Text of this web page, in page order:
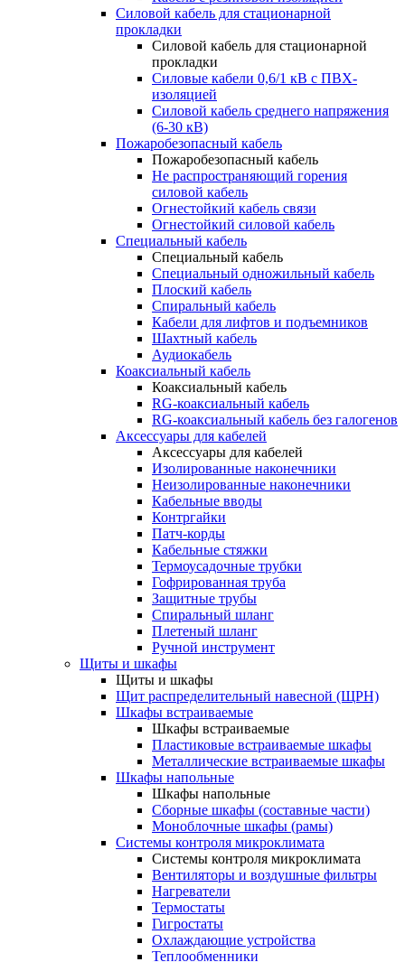
Силовой кабель для стационарной
прокладки
Силовой кабель для стационарной
прокладки
Силовые кабели 0,6/1 кВ с ПВХ-
изоляцией
Силовой кабель среднего напряжения
(6-30 кВ)
Пожаробезопасный кабель
Пожаробезопасный кабель
Не распространяющий горения
силовой кабель
Огнестойкий кабель связи
Огнестойкий силовой кабель
Специальный кабель
Специальный кабель
Специальный одножильный кабель
Плоский кабель
Спиральный кабель
Кабели для лифтов и подъемников
Шахтный кабель
Аудиокабель
Коаксиальный кабель
Коаксиальный кабель
RG-коаксиальный кабель
RG-коаксиальный кабель без галогенов
Аксессуары для кабелей
Аксессуары для кабелей
Изолированные наконечники
Неизолированные наконечники
Кабельные вводы
Контргайки
Патч-корды
Кабельные стяжки
Термоусадочные трубки
Гофрированная труба
Защитные трубы
Спиральный шланг
Плетеный шланг
Ручной инструмент
Щиты и шкафы
Щиты и шкафы
Щит распределительный навесной (ЩРН)
Шкафы встраиваемые
Шкафы встраиваемые
Пластиковые встраиваемые шкафы
Металлические встраиваемые шкафы
Шкафы напольные
Шкафы напольные
Сборные шкафы (составные части)
Моноблочные шкафы (рамы)
Системы контроля микроклимата
Системы контроля микроклимата
Вентиляторы и воздушные фильтры
Нагреватели
Термостаты
Гигростаты
Охлаждающие устройства
Теплообменники